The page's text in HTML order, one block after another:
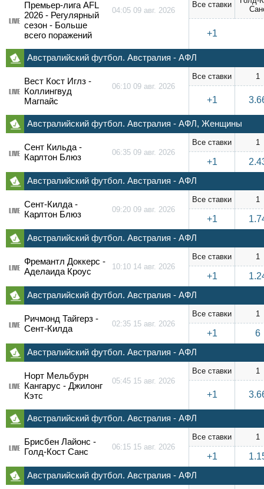
Премьер-лига AFL
2026 - Регулярный
сезон - Больше
всего поражений
04:05 09 авг. 2026
LIVE
Все ставки
+1
Австралийский футбол. Австралия - АФЛ
Вест Кост Иглз -
Коллингвуд
Магпайс
06:10 09 авг. 2026
LIVE
Все ставки 1
+1
Австралийский футбол. Австралия - АФЛ, Женщины
Сент Кильда -
Карлтон Блюз
06:35 09 авг. 2026
LIVE
Все ставки 1
+1
Австралийский футбол. Австралия - АФЛ
Сент-Килда -
Карлтон Блюз
09:20 09 авг. 2026
LIVE
Все ставки 1
+1
Австралийский футбол. Австралия - АФЛ
Фремантл Доккерс -
Аделаида Кроус
10:10 14 авг. 2026
LIVE
Все ставки 1
+1
Австралийский футбол. Австралия - АФЛ
Ричмонд Тайгерз -
Сент-Килда
02:35 15 авг. 2026
LIVE
Все ставки 1
+1
6
Австралийский футбол. Австралия - АФЛ
Норт Мельбурн
Кангарус - Джилонг
Кэтс
05:45 15 авг. 2026
LIVE
Все ставки 1
+1
Австралийский футбол. Австралия - АФЛ
Брисбен Лайонс -
Голд-Кост Санс
06:15 15 авг. 2026
LIVE
Все ставки 1
+1
Австралийский футбол. Австралия - АФЛ